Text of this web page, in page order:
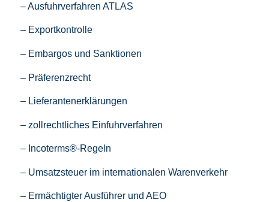
– Ausfuhrverfahren ATLAS
– Exportkontrolle
– Embargos und Sanktionen
– Präferenzrecht
– Lieferantenerklärungen
– zollrechtliches Einfuhrverfahren
– Incoterms®-Regeln
– Umsatzsteuer im internationalen Warenverkehr
– Ermächtigter Ausführer und AEO